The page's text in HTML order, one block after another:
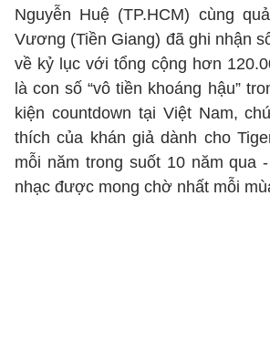
Nguyễn Huệ (TP.HCM) cùng
Vương (Tiền Giang) đã ghi nhận
về kỷ lục với tổng cộng hơn
là con số “vô tiền khoáng hậu”
kiện countdown tại Việt Nam,
thích của khán giả dành cho
mỗi năm trong suốt 10 năm qua
nhạc được mong chờ nhất mỗi